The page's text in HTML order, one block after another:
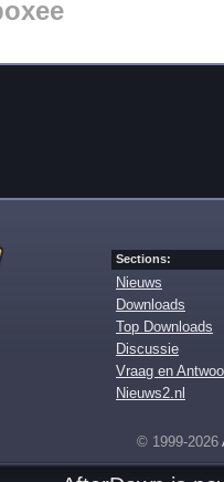
Sections:
Nieuws
Downloads
Top Downloads
Discussie
Vraag en
Nieuws2.nl
© 1999-2026